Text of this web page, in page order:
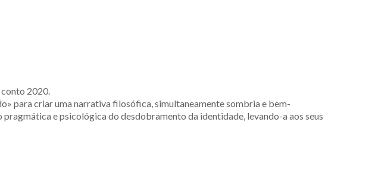
2020.
para criar uma narrativa filosófica, simultaneamente sombria e bem-
e psicológica do desdobramento da identidade, levando-a aos seus